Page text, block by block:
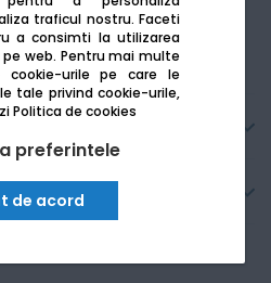
traficul nostru. Faceti
a consimti la utilizarea
web. Pentru mai multe
cookie-urile pe care le
tale privind cookie-urile,
Politica de cookies
preferintele
de acord